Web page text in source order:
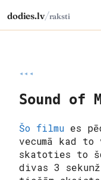
dodies.lv/raksti
◂◂◂
Sound of
Šo filmu es
vecumā kad
skatoties to
divas 3